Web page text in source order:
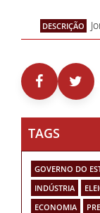
DESCRIÇÃO
TAGS
GOVERNO DO
INDÚSTRIA
ECONOMIA